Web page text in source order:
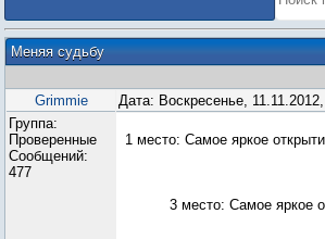
Меняя судьбу
Grimmie Дата: Воскресенье,
Группа:
Проверенные
Сообщений:
477
1 место: Самое яркое
3 место: Самое яркое